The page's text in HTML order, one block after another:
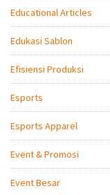
Educational Articles
Edukasi Sablon
Efisiensi Produksi
Esports
Esports Apparel
Event & Promosi
Event Besar